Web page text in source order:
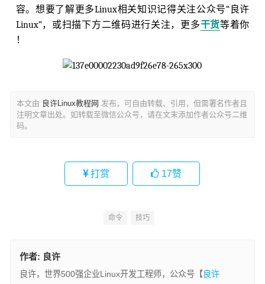
容。想要了解更多Linux相关知识记得关注公众号“良许
Linux”，或扫描下方二维码进行关注，更多干货等着你
！
本文由 良许Linux教程网 发布，可自由转载、引用，但需署名作者且
注明文章出处。如转载至微信公众号，请在文末添加作者公众号二维
码。
打赏 17赞
命令 技巧
作者: 良许
良许，世界500强企业Linux开发工程师，公众号【 良许